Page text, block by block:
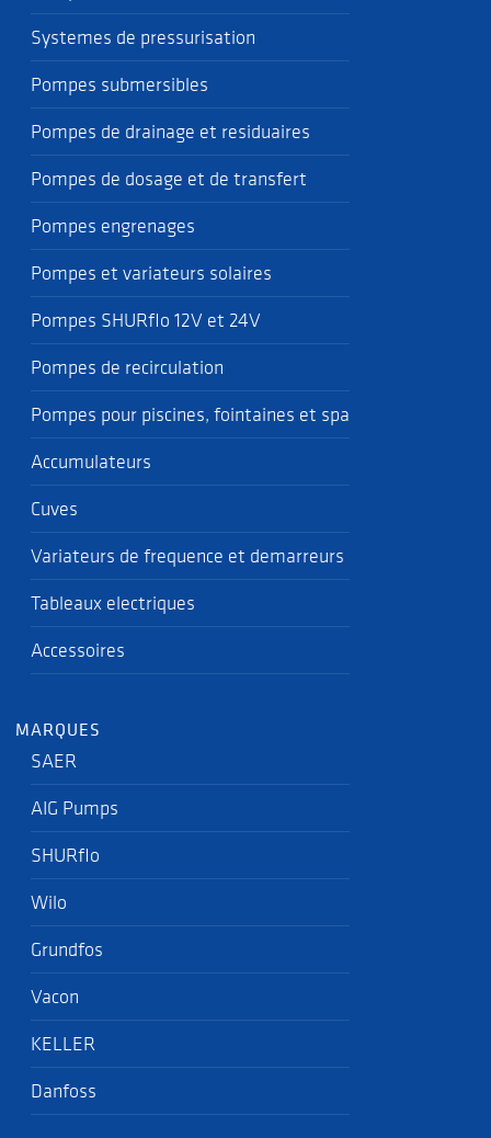
Systemes de pressurisation
Pompes submersibles
Pompes de drainage et residuaires
Pompes de dosage et de transfert
Pompes engrenages
Pompes et variateurs solaires
Pompes SHURflo 12V et 24V
Pompes de recirculation
Pompes pour piscines, fointaines et spa
Accumulateurs
Cuves
Variateurs de frequence et demarreurs
Tableaux electriques
Accessoires
MARQUES
SAER
AIG Pumps
SHURflo
Wilo
Grundfos
Vacon
KELLER
Danfoss